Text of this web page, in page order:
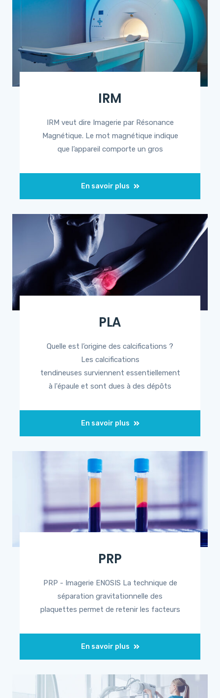
IRM
IRM veut dire Imagerie par Résonance
Magnétique. Le mot magnétique indique
que l’appareil comporte un gros
En savoir plus
PLA
Quelle est l’origine des calcifications ?
Les calcifications
tendineuses surviennent essentiellement
à l'épaule et sont dues à des dépôts
En savoir plus
PRP
PRP - Imagerie ENOSIS La technique de
séparation gravitationnelle des
plaquettes permet de retenir les facteurs
En savoir plus